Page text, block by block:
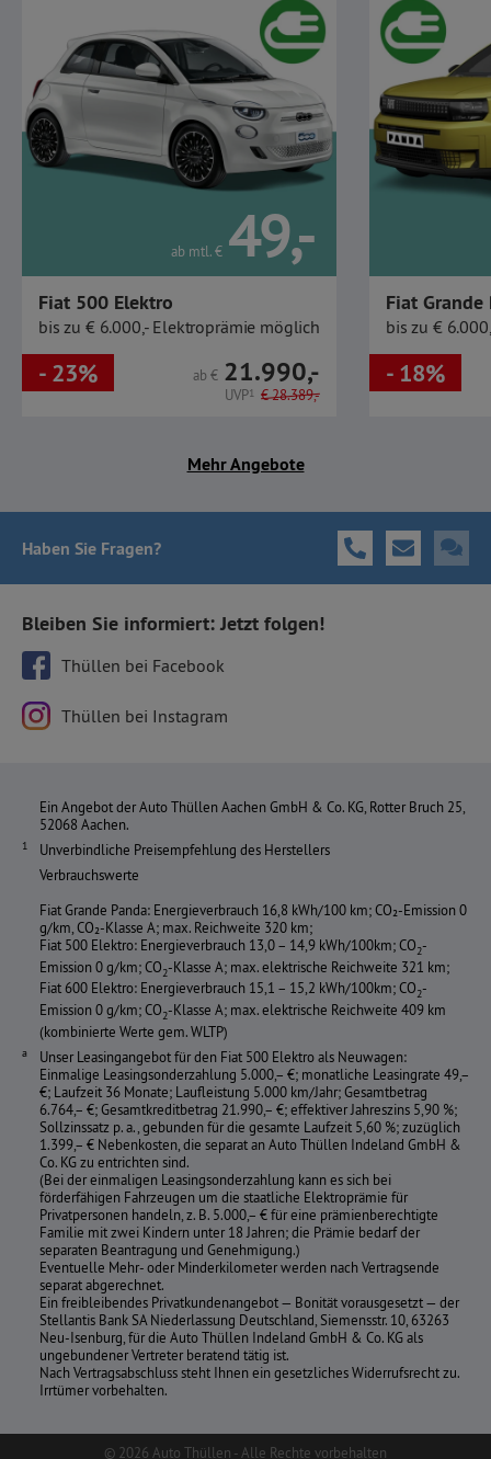
ab mtl.€ 49,-
Fiat 500 Elektro
bis zu € 6.000,- Elektroprämie möglich
- 23% ab € 21.990,-
UVP1 €28.389,-
Fiat Grande
bis zu €
- 18%
Mehr Angebote
Haben Sie Fragen?
Bleiben Sie informiert: Jetzt folgen!
Thüllen bei Facebook
Thüllen bei Instagram
Ein Angebot der Auto Thüllen Aachen GmbH & Co. KG, Rotter Bruch 25,
52068 Aachen.
Unverbindliche Preisempfehlung des Herstellers
Verbrauchswerte
Fiat Grande Panda: Energieverbrauch 16,8 kWh/100 km; CO₂-Emission 0
g/km, CO₂-Klasse A; max. Reichweite 320 km;
Fiat 500 Elektro: Energieverbrauch 13,0 – 14,9 kWh/100km; CO2-
Emission 0 g/km; CO2-Klasse A; max. elektrische Reichweite 321 km;
Fiat 600 Elektro: Energieverbrauch 15,1 – 15,2 kWh/100km; CO2-
Emission 0 g/km; CO2-Klasse A; max. elektrische Reichweite 409 km
(kombinierte Werte gem. WLTP)
Unser Leasingangebot für den Fiat 500 Elektro als Neuwagen:
Einmalige Leasingsonderzahlung 5.000,– €; monatliche Leasingrate 49,–
€; Laufzeit 36 Monate; Laufleistung 5.000 km/Jahr; Gesamtbetrag
6.764,– €; Gesamtkreditbetrag 21.990,– €; effektiver Jahreszins 5,90 %;
Sollzinssatz p. a., gebunden für die gesamte Laufzeit 5,60 %; zuzüglich
1.399,– € Nebenkosten, die separat an Auto Thüllen Indeland GmbH &
Co. KG zu entrichten sind.
(Bei der einmaligen Leasingsonderzahlung kann es sich bei
förderfähigen Fahrzeugen um die staatliche Elektroprämie für
Privatpersonen handeln, z. B. 5.000,– € für eine prämienberechtigte
Familie mit zwei Kindern unter 18 Jahren; die Prämie bedarf der
separaten Beantragung und Genehmigung.)
Eventuelle Mehr- oder Minderkilometer werden nach Vertragsende
separat abgerechnet.
Ein freibleibendes Privatkundenangebot — Bonität vorausgesetzt — der
Stellantis Bank SA Niederlassung Deutschland, Siemensstr. 10, 63263
Neu-Isenburg, für die Auto Thüllen Indeland GmbH & Co. KG als
ungebundener Vertreter beratend tätig ist.
Nach Vertragsabschluss steht Ihnen ein gesetzliches Widerrufsrecht zu.
Irrtümer vorbehalten.
© 2026 Auto Thüllen - Alle Rechte vorbehalten